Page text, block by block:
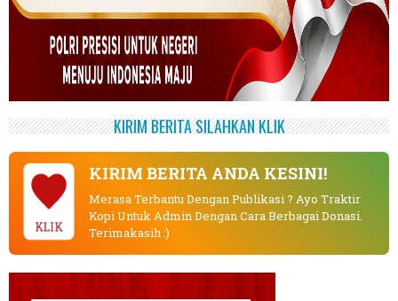
KIRIM BERITA SILAHKAN KLIK
KLIK
KIRIM BERITA ANDA KESINI!
Merasa Terbantu Dengan Publikasi ? Ayo Traktir
Kopi Untuk Admin Dengan Cara Berbagai Donasi.
Terimakasih :)